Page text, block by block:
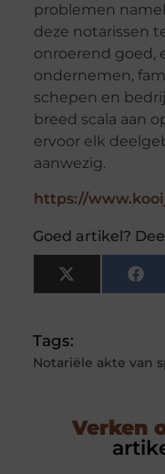
problemen
deze notarissen
onroerend goed,
ondernemen,
schepen en
breed scala aan
ervoor elk
aanwezig.
https://
Goed artikel?
X
(Twitter)
Tags:
Notariële akte van
Verken